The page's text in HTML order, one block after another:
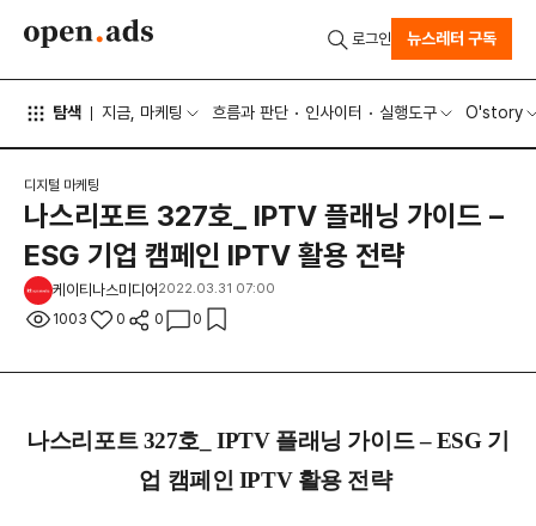
탐색 지금, 마케팅 흐름과 판단 인사이터 실행도구 O'story
로그인 뉴스레터 구독
디지털 마케팅
나스리포트 327호_ IPTV 플래닝 가이드 –
ESG 기업 캠페인 IPTV 활용 전략
케이티나스미디어 2022.03.31 07:00
1003 0 0 0
나스리포트 327호_ IPTV 플래닝 가이드 – ESG 기
업 캠페인 IPTV 활용 전략